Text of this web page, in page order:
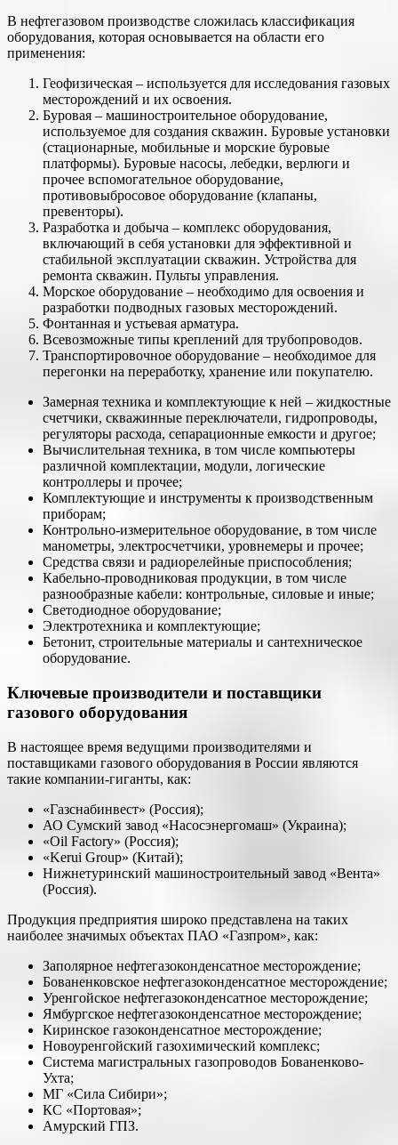
В нефтегазовом производстве сложилась классификация
оборудования, которая основывается на области его
применения:
Геофизическая – используется для исследования газовых
месторождений и их освоения.
Буровая – машиностроительное оборудование,
используемое для создания скважин. Буровые установки
(стационарные, мобильные и морские буровые
платформы). Буровые насосы, лебедки, верлюги и
прочее вспомогательное оборудование,
противовыбросовое оборудование (клапаны,
превенторы).
Разработка и добыча – комплекс оборудования,
включающий в себя установки для эффективной и
стабильной эксплуатации скважин. Устройства для
ремонта скважин. Пульты управления.
Морское оборудование – необходимо для освоения и
разработки подводных газовых месторождений.
Фонтанная и устьевая арматура.
Всевозможные типы креплений для трубопроводов.
Транспортировочное оборудование – необходимое для
перегонки на переработку, хранение или покупателю.
Замерная техника и комплектующие к ней – жидкостные
счетчики, скважинные переключатели, гидропроводы,
регуляторы расхода, сепарационные емкости и другое;
Вычислительная техника, в том числе компьютеры
различной комплектации, модули, логические
контроллеры и прочее;
Комплектующие и инструменты к производственным
приборам;
Контрольно-измерительное оборудование, в том числе
манометры, электросчетчики, уровнемеры и прочее;
Средства связи и радиорелейные приспособления;
Кабельно-проводниковая продукции, в том числе
разнообразные кабели: контрольные, силовые и иные;
Светодиодное оборудование;
Электротехника и комплектующие;
Бетонит, строительные материалы и сантехническое
оборудование.
Ключевые производители и поставщики
газового оборудования
В настоящее время ведущими производителями и
поставщиками газового оборудования в России являются
такие компании-гиганты, как:
«Газснабинвест» (Россия);
АО Сумский завод «Насосэнергомаш» (Украина);
«Oil Factory» (Россия);
«Kerui Group» (Китай);
Нижнетуринский машиностроительный завод «Вента»
(Россия).
Продукция предприятия широко представлена на таких
наиболее значимых объектах ПАО «Газпром», как:
Заполярное нефтегазоконденсатное месторождение;
Бованенковское нефтегазоконденсатное месторождение;
Уренгойское нефтегазоконденсатное месторождение;
Ямбургское нефтегазоконденсатное месторождение;
Киринское газоконденсатное месторождение;
Новоуренгойский газохимический комплекс;
Cистема магистральных газопроводов Бованенково-
Ухта;
МГ «Сила Сибири»;
КС «Портовая»;
Амурский ГПЗ.